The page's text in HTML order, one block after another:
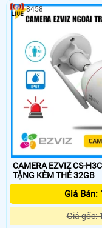
có màu ban đêm 24/24
CAMERA EZVIZ CS-
TẶNG KÈM THẺ 32GB
Giá Bán:
Giá gốc:
8458